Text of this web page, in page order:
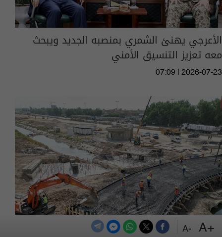
+A
-A
الأعرجي يهنئ الشمري بمنصبه الجديد ويبحث
معه تعزيز التنسيق الأمني
07:09 | 2026-07-23